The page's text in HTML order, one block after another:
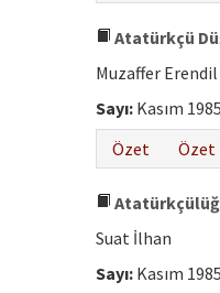
Atatürkçü
Muzaffer Erendil
Sayı: Kasım
Özet
Özet
Suat İlhan
Sayı: Kasım